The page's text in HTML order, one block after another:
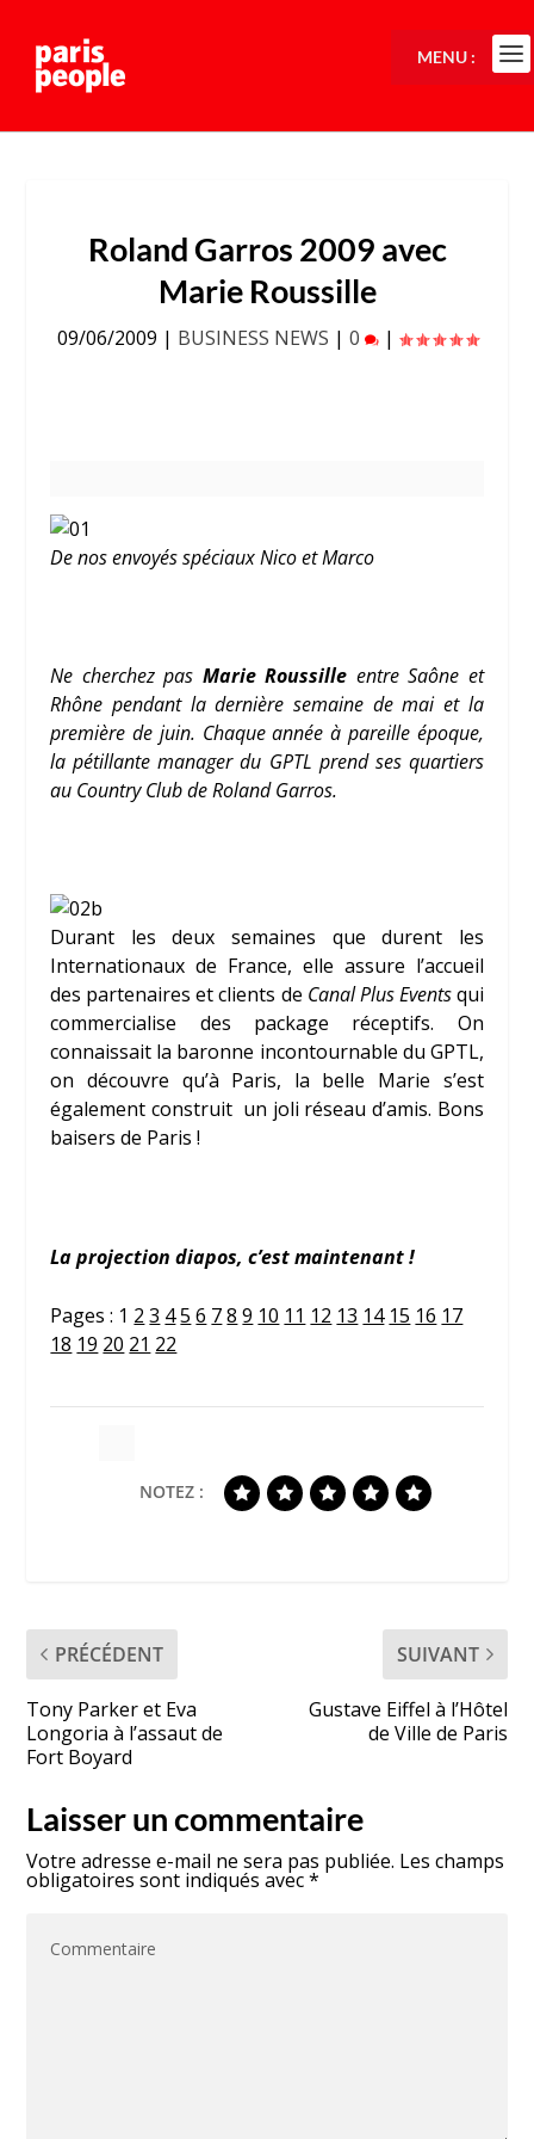
Roland Garros 2009 avec
Marie Roussille
09/06/2009 | BUSINESS NEWS | 0 |
De nos envoyés spéciaux Nico et Marco
Ne cherchez pas Marie Roussille entre Saône et
Rhône pendant la dernière semaine de mai et la
première de juin. Chaque année à pareille époque,
la pétillante manager du GPTL prend ses quartiers
au Country Club de Roland Garros.
Durant les deux semaines que durent les
Internationaux de France, elle assure l’accueil
des partenaires et clients de Canal Plus Eventsqui
commercialise des package réceptifs. On
connaissait la baronne incontournable du GPTL,
on découvre qu’à Paris, la belle Marie s’est
également construit un joli réseau d’amis. Bons
baisers de Paris !
La projection diapos, c’est maintenant !
Pages : 1 2 3 45 6 7 8 9 10 11 12 13 14 15 16 17
18 19 20 21 22
NOTEZ :
PRÉCÉDENT
Tony Parker et Eva
Longoria à l’assaut de
Fort Boyard
SUIVANT
Gustave Eiffel à l’Hôtel
de Ville de Paris
Laisser un commentaire
Votre adresse e-mail ne sera pas publiée. Les champs
obligatoires sont indiqués avec*
MENU :